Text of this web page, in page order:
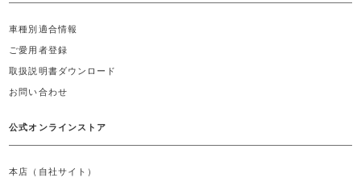
車種別適合情報
ご愛用者登録
取扱説明書ダウンロード
お問い合わせ
公式オンラインストア
本店（自社サイト）